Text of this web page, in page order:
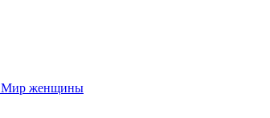
Мир женщины